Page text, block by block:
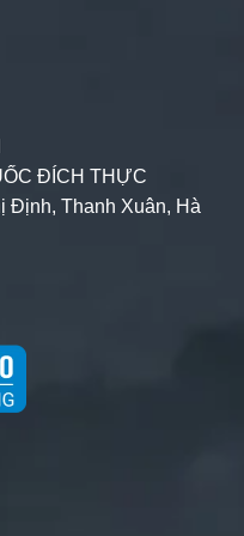
ĐÍCH THỰC
Định, Thanh Xuân, Hà